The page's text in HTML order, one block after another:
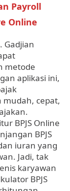
Payroll
Online
. Gadjian
metode
aplikasi ini,
mudah, cepat,
BPJS Online
BPJS
iuran yang
Jadi, tak
karyawan
BPJS